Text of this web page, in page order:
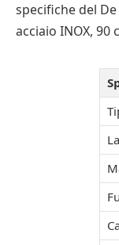
specifiche del
acciaio INOX, 90